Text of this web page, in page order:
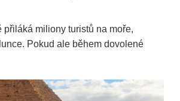
přiláká miliony turistů na moře,
Pokud ale během dovolené
čekejte jinou péči než doma a